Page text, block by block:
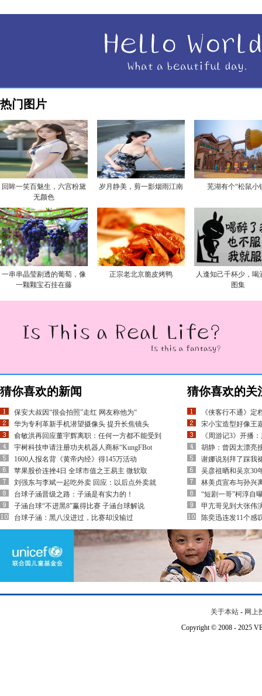
热门图片
回眸一笑百魅生，六宫粉黛
无颜色
岁月静美，剪一影烟雨江南 芜湖有个“松鼠小
一串串晶莹剔透的葡萄，像
一颗颗宝石挂在藤
正宗老北京脆皮烤鸭
人逢知己千杯少，喝
图集
猜你喜欢的新闻
保安大叔因“很会拍照”走红 网友称他为“
华为专利革新手机潜望摄像头 提升长焦镜头
俞敏洪再回应董宇辉离职：任何一方都不能受到
宇树科技申请注册功夫机器人商标“KungFBot
1600人报名背《黄帝内经》得145万活动
苹果股价连挫4日 全球市值之王易主 微软取
刘强东与李斌一起吃外卖 回应：以后点外卖就
台球子涵晋级之路：子涵是有实力的！
子涵台球“不进黑8”赢得比赛 子涵台球解说
台球子涵：黑八没进过，比赛却没输过
猜你喜欢的关
《侠客行不通》
宋小宝造型好像王
《周游记3》开播
胡静：曾因太漂亮
谢娜说别拜了踩我
吴彦祖晒和吴京30
林美贞宣布与孙兴
“短剧一哥”柯淳自
甲亢哥见到大张伟
陈奕迅连发11个感
关于本站 - 网上
Copyright © 2008 - 2025